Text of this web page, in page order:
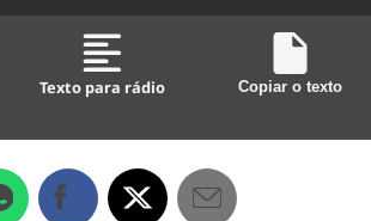
Texto para rádio Copiar o texto